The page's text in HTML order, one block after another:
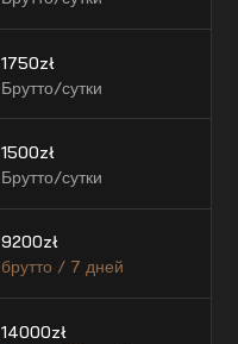
1750zł
Брутто/сутки
1500zł
Брутто/сутки
9200zł
брутто / 7 дней
14000zł